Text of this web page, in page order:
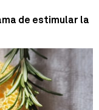
de estimular la